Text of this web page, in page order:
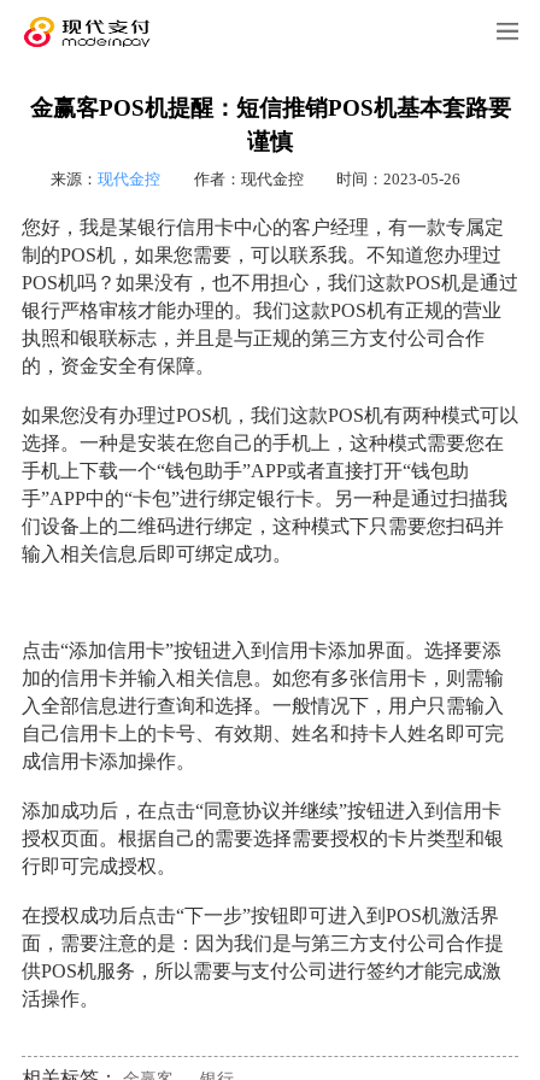
金赢客POS机提醒：短信推销POS机基本套路要
谨慎
来源： 现代金控 作者：现代金控 时间：2023-05-26
您好，我是某银行信用卡中心的客户经理，有一款专属定
制的POS机，如果您需要，可以联系我。不知道您办理过
POS机吗？如果没有，也不用担心，我们这款POS机是通过
银行严格审核才能办理的。我们这款POS机有正规的营业
执照和银联标志，并且是与正规的第三方支付公司合作
的，资金安全有保障。
如果您没有办理过POS机，我们这款POS机有两种模式可以
选择。一种是安装在您自己的手机上，这种模式需要您在
手机上下载一个“钱包助手”APP或者直接打开“钱包助
手”APP中的“卡包”进行绑定银行卡。另一种是通过扫描我
们设备上的二维码进行绑定，这种模式下只需要您扫码并
输入相关信息后即可绑定成功。
点击“添加信用卡”按钮进入到信用卡添加界面。选择要添
加的信用卡并输入相关信息。如您有多张信用卡，则需输
入全部信息进行查询和选择。一般情况下，用户只需输入
自己信用卡上的卡号、有效期、姓名和持卡人姓名即可完
成信用卡添加操作。
添加成功后，在点击“同意协议并继续”按钮进入到信用卡
授权页面。根据自己的需要选择需要授权的卡片类型和银
行即可完成授权。
在授权成功后点击“下一步”按钮即可进入到POS机激活界
面，需要注意的是：因为我们是与第三方支付公司合作提
供POS机服务，所以需要与支付公司进行签约才能完成激
活操作。